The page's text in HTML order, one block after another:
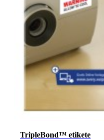
TripleBond™ etikete